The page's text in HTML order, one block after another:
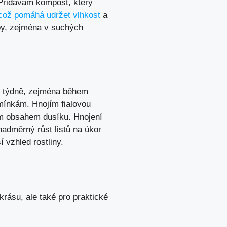
kompost, který
pomáhá udržet vlhkost a
zejména v suchých
zejména během
Hnojím fialovou
obsahem dusíku. Hnojení
růst listů na úkor
vzhled rostliny.
ale také pro praktické